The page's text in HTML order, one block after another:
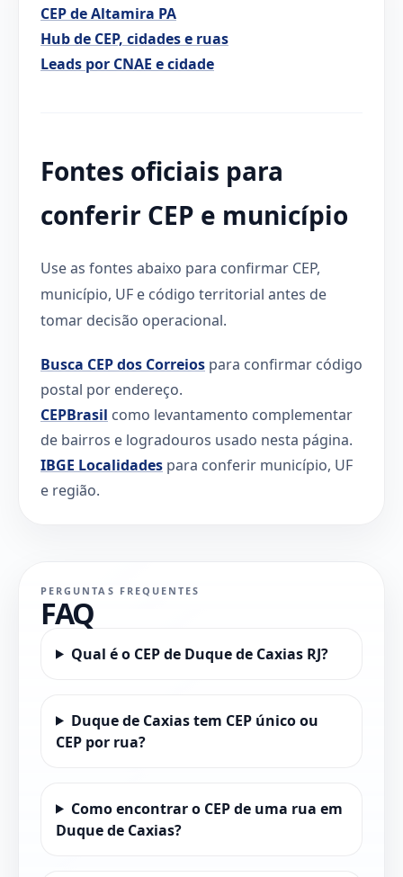
CEP de Altamira PA
Hub de CEP, cidades e ruas
Leads por CNAE e cidade
Fontes oficiais para
conferir CEP e município
Use as fontes abaixo para confirmar CEP,
município, UF e código territorial antes de
tomar decisão operacional.
Busca CEP dos Correios para confirmar código
postal por endereço.
CEPBrasil como levantamento complementar
de bairros e logradouros usado nesta página.
IBGE Localidades para conferir município, UF
e região.
PERGUNTAS FREQUENTES
FAQ
Qual é o CEP de Duque de Caxias RJ?
Duque de Caxias tem CEP único ou
CEP por rua?
Como encontrar o CEP de uma rua em
Duque de Caxias?